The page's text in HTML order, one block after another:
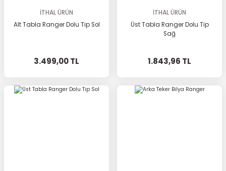
İTHAL ÜRÜN
Alt Tabla Ranger Dolu Tip Sol
3.499,00 TL
İTHAL ÜRÜN
Üst Tabla Ranger Dolu Tip
Sağ
1.843,96 TL